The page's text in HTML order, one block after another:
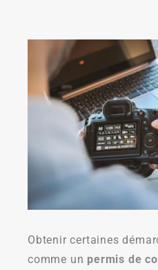
Obtenir certaines
comme un permis de